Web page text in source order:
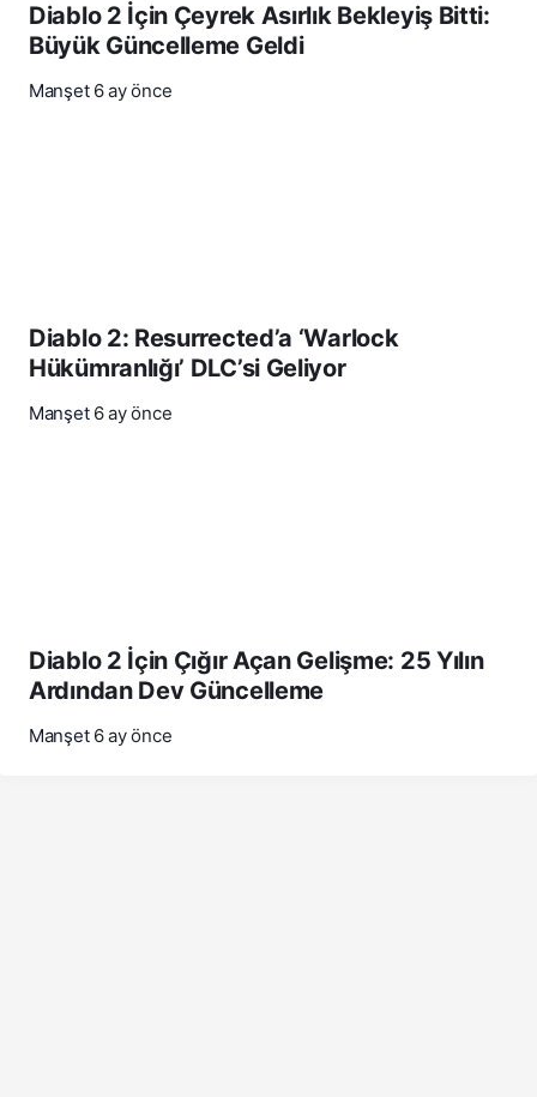
Diablo 2 İçin Çeyrek Asırlık Bekleyiş Bitti:
Büyük Güncelleme Geldi
Manşet 6 ay önce
Diablo 2: Resurrected’a ‘Warlock
Hükümranlığı’ DLC’si Geliyor
Manşet 6 ay önce
Diablo 2 İçin Çığır Açan Gelişme: 25 Yılın
Ardından Dev Güncelleme
Manşet 6 ay önce